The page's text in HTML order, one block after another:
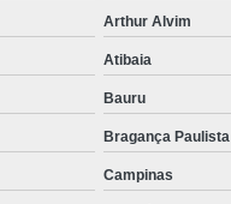
Arthur Alvim
Atibaia
Bauru
Bragança Paulista
Campinas